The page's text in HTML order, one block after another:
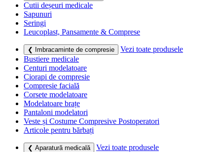
Cutii deșeuri medicale
Sapunuri
Seringi
Leucoplast, Pansamente & Comprese
❮ Imbracaminte de compresie
Vezi toate produsele
Bustiere medicale
Centuri modelatoare
Ciorapi de compresie
Compresie facială
Corsete modelatoare
Modelatoare brațe
Pantaloni modelatori
Veste și Costume Compresive Postoperatori
Articole pentru bărbați
❮ Aparatură medicală
Vezi toate produsele